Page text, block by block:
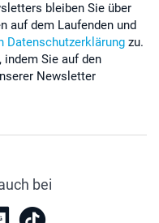
bleiben Sie über
auf dem Laufenden und
Datenschutzerklärung zu.
Sie auf den
Newsletter
bei